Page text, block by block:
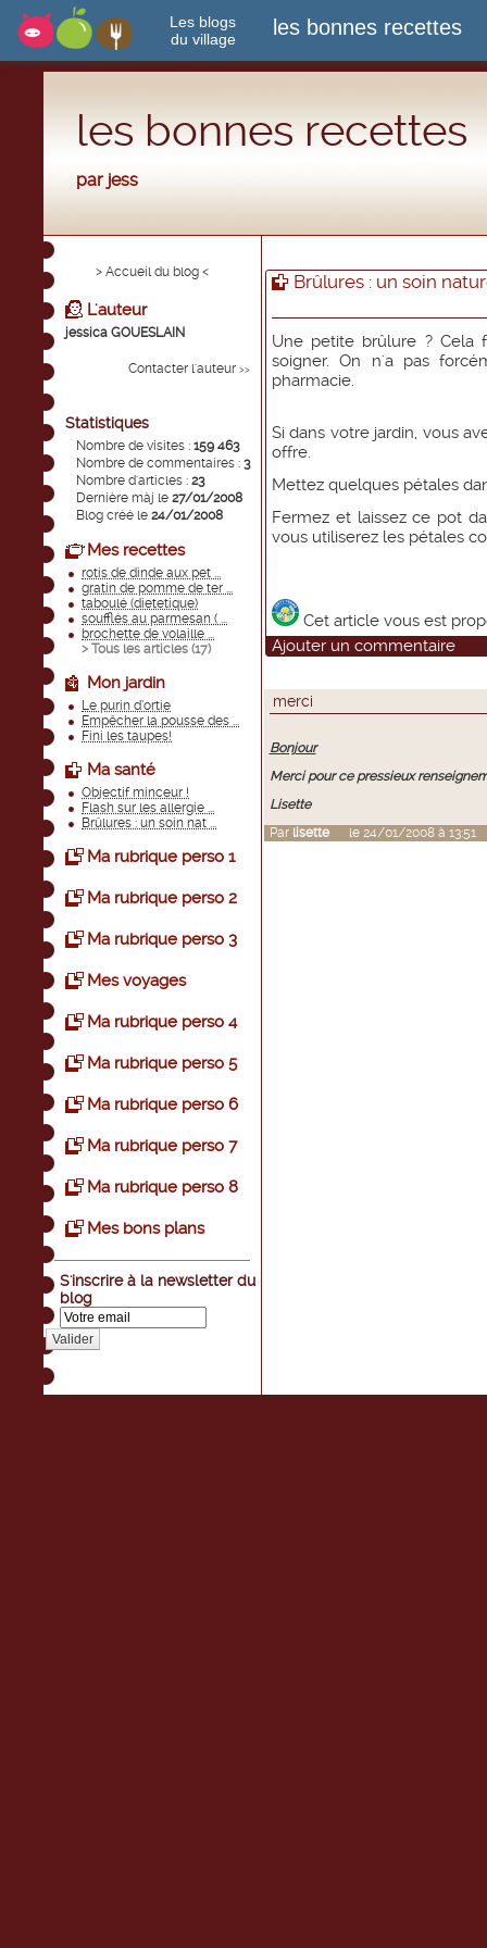
Les blogs
du village
les bonnes recettes
les bonnes recettes
par jess
> Accueil du blog <
L'auteur
jessica GOUESLAIN
Contacter l'auteur >>
Statistiques
Nombre de visites : 159 463
Nombre de commentaires : 3
Nombre d'articles : 23
Dernière màj le 27/01/2008
Blog créé le 24/01/2008
Mes recettes
rotis de dinde aux pet ...
gratin de pomme de ter ...
taboulé (dietetique)
soufflés au parmesan ( ...
brochette de volaille ...
> Tous les articles (17)
Mon jardin
Le purin d’ortie
Empêcher la pousse des ...
Fini les taupes!
Ma santé
Objectif minceur !
Flash sur les allergie ...
Brûlures : un soin nat ...
Ma rubrique perso 1
Ma rubrique perso 2
Ma rubrique perso 3
Mes voyages
Ma rubrique perso 4
Ma rubrique perso 5
Ma rubrique perso 6
Ma rubrique perso 7
Ma rubrique perso 8
Mes bons plans
S'inscrire à la newsletter du
blog
Valider
Brûlures : un soin
Une petite brûlure ? Cela
soigner. On n'a pas
pharmacie.
Si dans votre jardin, vous
offre.
Mettez quelques pétales
Fermez et laissez ce pot
vous utiliserez les pétales
Cet article vous est
Ajouter un commentaire
merci
Bonjour
Merci pour ce pressieux
Lisette
Par lisettele 24/01/2008 à 13:51